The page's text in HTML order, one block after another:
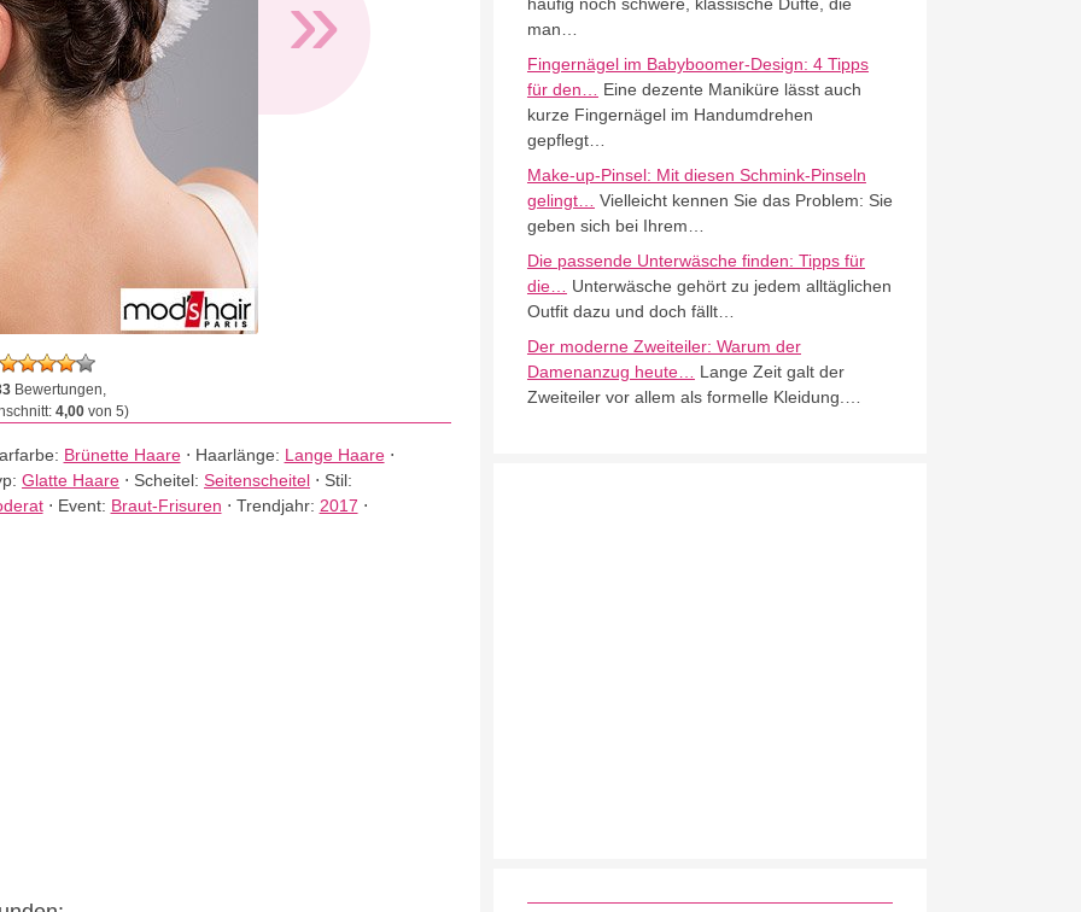
»
Bewertungen,
4,00von 5)
Brünette Haare⋅ Haarlänge: Lange Haare⋅
Glatte Haare ⋅ Scheitel:Seitenscheitel ⋅ Stil:
⋅ Event: Braut-Frisuren ⋅ Trendjahr: 2017 ⋅
man…
Fingernägel im Babyboomer-Design: 4 Tipps
für den…
Eine dezente Maniküre lässt auch
kurze Fingernägel im Handumdrehen
gepflegt…
Make-up-Pinsel: Mit diesen Schmink-Pinseln
gelingt…
Vielleicht kennen Sie das Problem: Sie
geben sich bei Ihrem…
Die passende Unterwäsche finden: Tipps für
die…
Unterwäsche gehört zu jedem alltäglichen
Outfit dazu und doch fällt…
Der moderne Zweiteiler: Warum der
Damenanzug heute…
Lange Zeit galt der
Zweiteiler vor allem als formelle Kleidung.…